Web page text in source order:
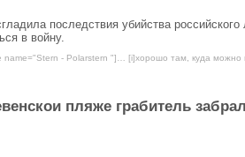
последствия убийства
в войну.
name="Stern - Polarstern "]… [i]хорошо там, куда можно
пляже грабитель